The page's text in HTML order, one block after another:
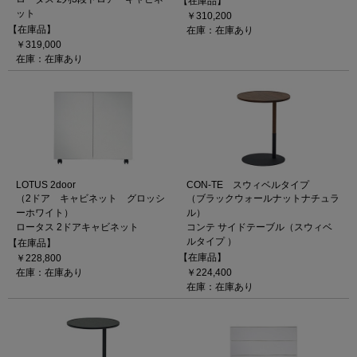
ット
【在庫品】
￥319,000
在庫：在庫あり
￥310,200
在庫：在庫あり
LOTUS 2door
（2ドア キャビネット グロッシ
ーホワイト）
ロータス 2ドアキャビネット
【在庫品】
￥228,800
在庫：在庫あり
CON-TE スウィベルタイプ
（ブラックウォールナットナチュラ
ル）
コンテ サイドテーブル（スウィベ
ルタイプ ）
【在庫品】
￥224,400
在庫：在庫あり